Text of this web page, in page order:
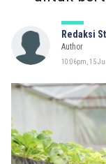
Redaksi
Author
10:06pm, 15